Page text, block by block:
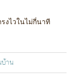
งไวในไม่กี่นาที
บ้าน